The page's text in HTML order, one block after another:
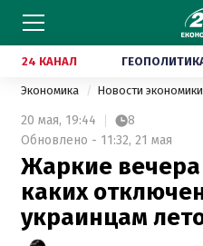
24 КАНАЛ
Экономика Новости экономики
20 мая, 19:44
8
Обновлено - 11:32, 21 мая
Жаркие вечера
каких
украинцам